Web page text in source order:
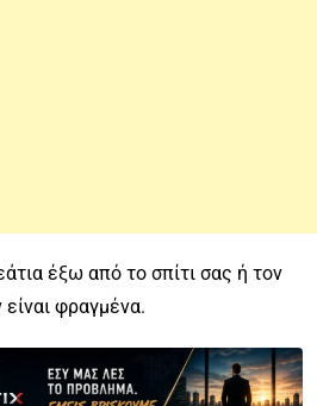
έξω από το σπίτι σας ή τον
φραγμένα.